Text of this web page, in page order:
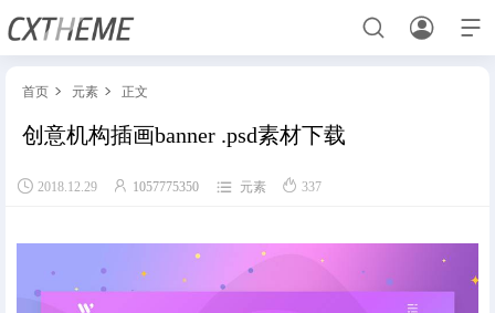



首页
UI素材
元素
用户登录 样机素材 样机素材 UI素材
首页  元素  正文
创意机构插画banner .psd素材下载
 2018.12.29  1057775350  元素  337